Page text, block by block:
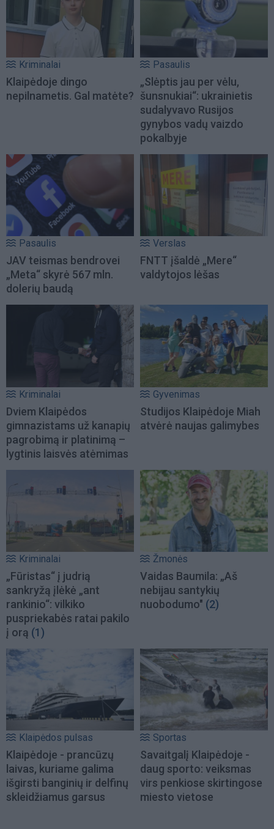
Kriminalai
Klaipėdoje dingo
nepilnametis. Gal matėte?
Pasaulis
„Slėptis jau per vėlu,
šunsnukiai“: ukrainietis
sudalyvavo Rusijos
gynybos vadų vaizdo
pokalbyje
Pasaulis
JAV teismas bendrovei
„Meta“ skyrė 567 mln.
dolerių baudą
Verslas
FNTT įšaldė „Mere“
valdytojos lėšas
Kriminalai
Dviem Klaipėdos
gimnazistams už kanapių
pagrobimą ir platinimą –
lygtinis laisvės atėmimas
Gyvenimas
Studijos Klaipėdoje Miah
atvėrė naujas galimybes
Kriminalai
„Fūristas“ į judrią
sankryžą įlėkė „ant
rankinio“: vilkiko
puspriekabės ratai pakilo
į orą (1)
Žmonės
Vaidas Baumila: „Aš
nebijau santykių
nuobodumo" (2)
Klaipėdos pulsas
Klaipėdoje - prancūzų
laivas, kuriame galima
išgirsti banginių ir delfinų
skleidžiamus garsus
Sportas
Savaitgalį Klaipėdoje -
daug sporto: veiksmas
virs penkiose skirtingose
miesto vietose